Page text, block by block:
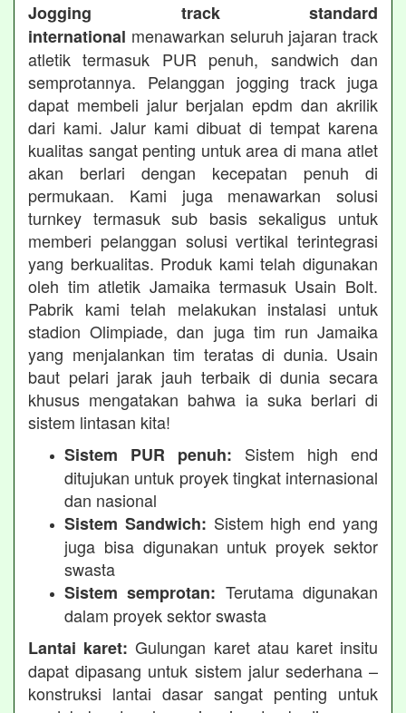
Jogging track standard
international menawarkan seluruh jajaran track
atletik termasuk PUR penuh, sandwich dan
semprotannya. Pelanggan jogging track juga
dapat membeli jalur berjalan epdm dan akrilik
dari kami. Jalur kami dibuat di tempat karena
kualitas sangat penting untuk area di mana atlet
akan berlari dengan kecepatan penuh di
permukaan. Kami juga menawarkan solusi
turnkey termasuk sub basis sekaligus untuk
memberi pelanggan solusi vertikal terintegrasi
yang berkualitas. Produk kami telah digunakan
oleh tim atletik Jamaika termasuk Usain Bolt.
Pabrik kami telah melakukan instalasi untuk
stadion Olimpiade, dan juga tim run Jamaika
yang menjalankan tim teratas di dunia. Usain
baut pelari jarak jauh terbaik di dunia secara
khusus mengatakan bahwa ia suka berlari di
sistem lintasan kita!
Sistem PUR penuh: Sistem high end
ditujukan untuk proyek tingkat internasional
dan nasional
Sistem Sandwich: Sistem high end yang
juga bisa digunakan untuk proyek sektor
swasta
Sistem semprotan: Terutama digunakan
dalam proyek sektor swasta
Lantai karet: Gulungan karet atau karet insitu
dapat dipasang untuk sistem jalur sederhana –
konstruksi lantai dasar sangat penting untuk